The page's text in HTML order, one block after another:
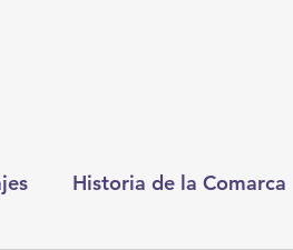
Historia de la Comarca